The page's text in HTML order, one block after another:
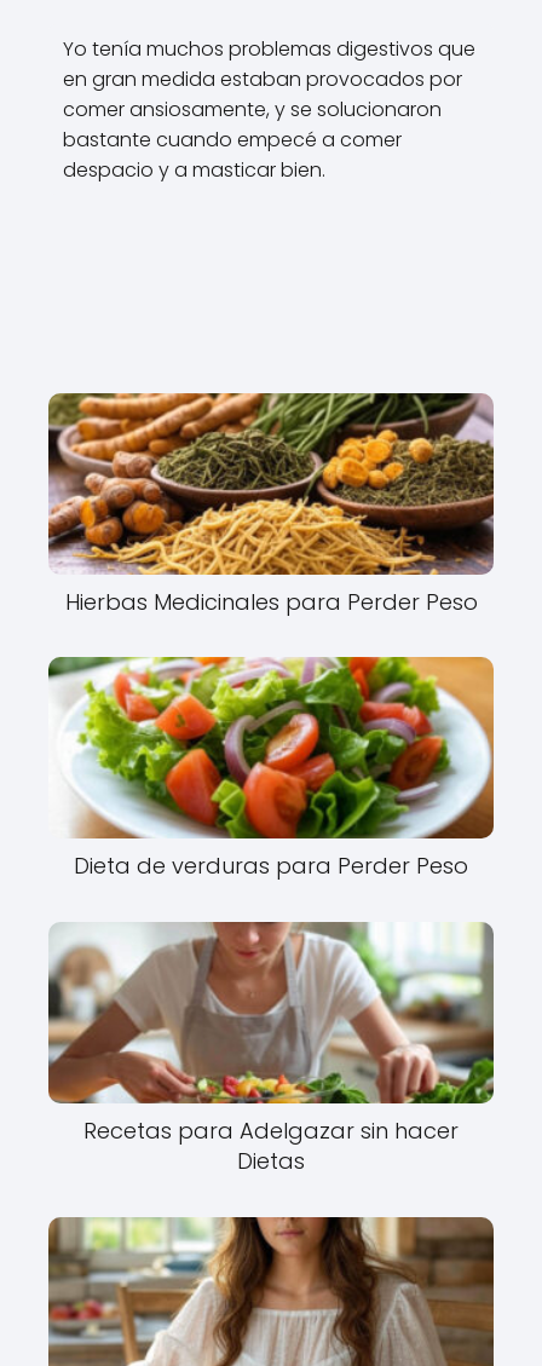
Yo tenía muchos problemas digestivos que
en gran medida estaban provocados por
comer ansiosamente, y se solucionaron
bastante cuando empecé a comer
despacio y a masticar bien.
Hierbas Medicinales para Perder Peso
Dieta de verduras para Perder Peso
Recetas para Adelgazar sin hacer
Dietas